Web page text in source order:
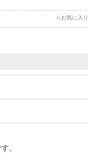
☆お気に入り
。